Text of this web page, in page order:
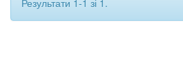
Результати 1-1 зі 1.